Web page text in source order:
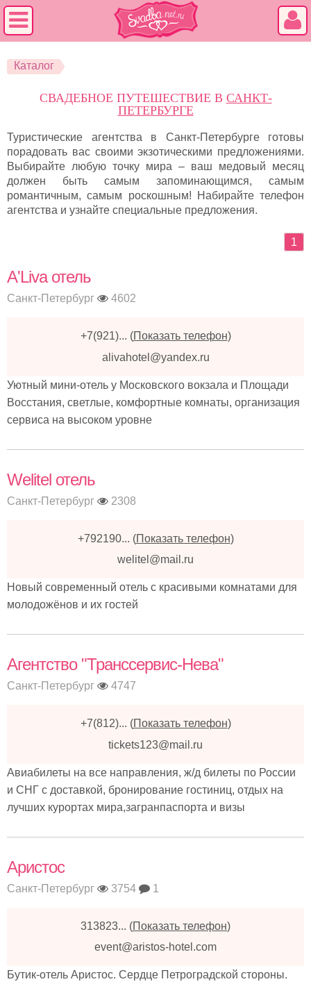
Каталог
СВАДЕБНОЕ ПУТЕШЕСТВИЕ В САНКТ-
ПЕТЕРБУРГЕ
Туристические агентства в Санкт-Петербурге готовы
порадовать вас своими экзотическими предложениями.
Выбирайте любую точку мира – ваш медовый месяц
должен быть самым запоминающимся, самым
романтичным, самым роскошным! Набирайте телефон
агентства и узнайте специальные предложения.
1
A'Liva отель
Санкт-Петербург 4602
+7(921)... (Показать телефон)
alivahotel@yandex.ru
Уютный мини-отель у Московского вокзала и Площади
Восстания, светлые, комфортные комнаты, организация
сервиса на высоком уровне
Welitel отель
Санкт-Петербург 2308
+792190... (Показать телефон)
welitel@mail.ru
Новый современный отель с красивыми комнатами для
молодожёнов и их гостей
Агентство "Транссервис-Нева"
Санкт-Петербург 4747
+7(812)... (Показать телефон)
tickets123@mail.ru
Авиабилеты на все направления, ж/д билеты по России
и СНГ с доставкой, бронирование гостиниц, отдых на
лучших курортах мира,загранпаспорта и визы
Аристос
Санкт-Петербург 3754 1
313823... (Показать телефон)
event@aristos-hotel.com
Бутик-отель Аристос. Сердце Петроградской стороны.